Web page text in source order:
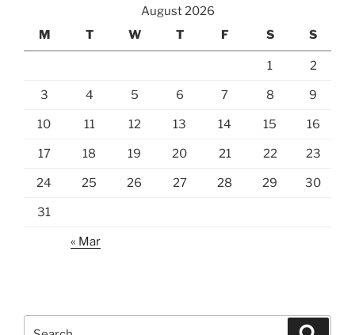
August 2026
M
T W T F S S
1 2
3 4 5 6 7 8 9
10 11 12 13 14 15 16
17 18 19 20 21 22 23
24 25 26 27 28 29 30
31
« Mar